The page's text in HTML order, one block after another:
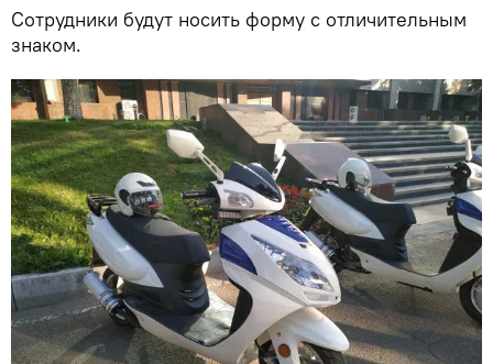
Сотрудники будут носить форму с отличительным
знаком.